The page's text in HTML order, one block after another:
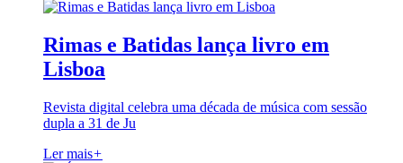
Rimas e Batidas lança livro em
Lisboa
Revista digital celebra uma década de música com sessão
dupla a 31 de Ju
Ler mais+